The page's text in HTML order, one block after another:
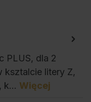
PLUS, dla 2
ksztalcie litery Z,
k… Więcej